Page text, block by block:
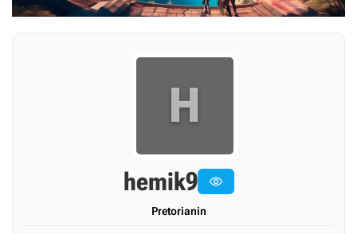
H
hemik9 
Pretorianin